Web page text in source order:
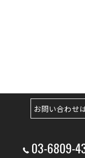
03-6809-
お問い合わせ